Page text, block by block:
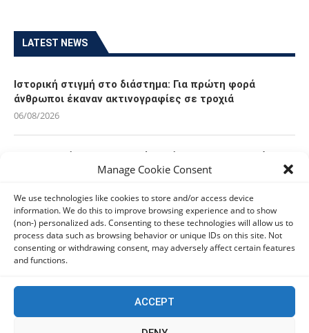
Manage Cookie Consent
We use technologies like cookies to store and/or access device
information. We do this to improve browsing experience and to show
(non-) personalized ads. Consenting to these technologies will allow us to
process data such as browsing behavior or unique IDs on this site. Not
consenting or withdrawing consent, may adversely affect certain features
and functions.
ACCEPT
LATEST NEWS
Ιστορική στιγμή στο διάστημα: Για πρώτη φορά
άνθρωποι έκαναν ακτινογραφίες σε τροχιά
06/08/2026
Οι Ευρωπαίοι καταναλωτές φαίνεται να «αγκαλιάζουν»
τα νέα Samsung Galaxy Z Fold8
Οι χρήστες Mac είναι περισσότερο εκτεθειμένοι σε
κυβερνοαπειλές αλλά λαμβάνουν λιγότερα μέτρα
προστασίας
Πόλη Χρυσοχούς: Σε εξέλιξη η ενοποίηση τεσσάρων
αρχαιολογικών χώρων (εικόνες)